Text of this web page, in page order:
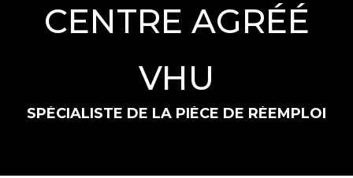
CENTRE AGRÉÉ
VHU
SPÉCIALISTE DE LA PIÈCE DE RÉEMPLOI